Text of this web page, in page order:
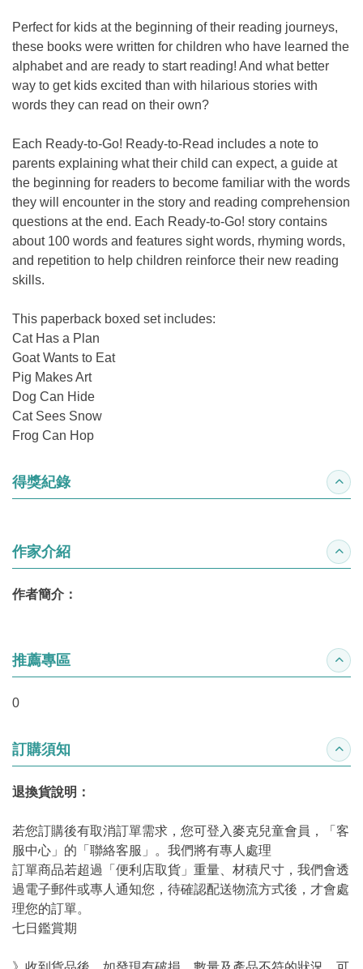
Perfect for kids at the beginning of their reading journeys,
these books were written for children who have learned the
alphabet and are ready to start reading! And what better
way to get kids excited than with hilarious stories with
words they can read on their own?
Each Ready-to-Go! Ready-to-Read includes a note to
parents explaining what their child can expect, a guide at
the beginning for readers to become familiar with the words
they will encounter in the story and reading comprehension
questions at the end. Each Ready-to-Go! story contains
about 100 words and features sight words, rhyming words,
and repetition to help children reinforce their new reading
skills.
This paperback boxed set includes:
Cat Has a Plan
Goat Wants to Eat
Pig Makes Art
Dog Can Hide
Cat Sees Snow
Frog Can Hop
得獎紀錄 收合
作家介紹 收合
作者簡介：
推薦專區 收合
0
訂購須知 收合
退換貨說明：
若您訂購後有取消訂單需求，您可登入麥克兒童會員，「客
服中心」的「聯絡客服」。我們將有專人處理
訂單商品若超過「便利店取貨」重量、材積尺寸，我們會透
過電子郵件或專人通知您，待確認配送物流方式後，才會處
理您的訂單。
七日鑑賞期